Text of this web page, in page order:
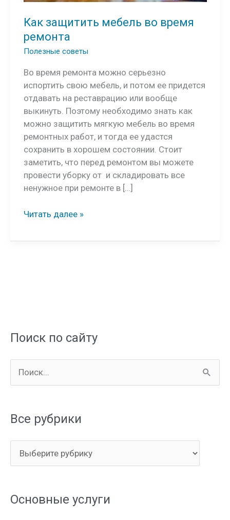
Как защитить мебель во время
ремонта
Полезные советы
Во время ремонта можно серьезно
испортить свою мебель, и потом ее придется
отдавать на реставрацию или вообще
выкинуть. Поэтому необходимо знать как
можно защитить мягкую мебель во время
ремонтных работ, и тогда ее удастся
сохранить в хорошем состоянии. Стоит
заметить, что перед ремонтом вы можете
провести уборку от и складировать все
ненужное при ремонте в […]
Как
мебель
Читать далее »
Поиск по сайту
о
с
Все рубрики
с
р
Основные услуги